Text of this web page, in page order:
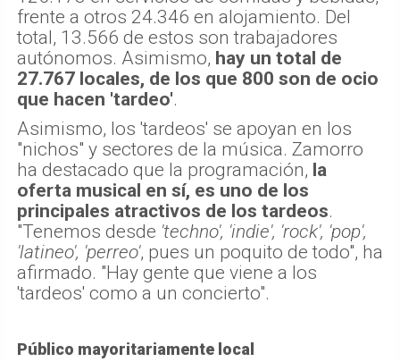
frente a otros 24.346 en alojamiento. Del
total, 13.566 de estos son trabajadores
autónomos. Asimismo, hay un total de
27.767 locales, de los que 800 son de ocio
que hacen 'tardeo'.
Asimismo, los 'tardeos' se apoyan en los
"nichos" y sectores de la música. Zamorro
ha destacado que la programación, la
oferta musical en sí, es uno de los
principales atractivos de los tardeos.
"Tenemos desde 'techno', 'indie', 'rock', 'pop',
'latineo', 'perreo', pues un poquito de todo", ha
afirmado. "Hay gente que viene a los
'tardeos' como a un concierto".
Público mayoritariamente local